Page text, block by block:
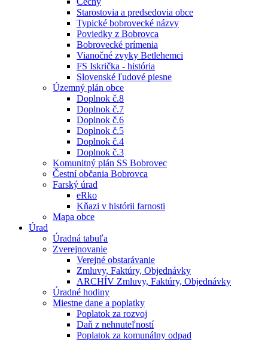
Starostovia a predsedovia obce
Typické bobrovecké názvy
Poviedky z Bobrovca
Bobrovecké prímenia
Vianočné zvyky Betlehemci
FS Iskrička - história
Slovenské ľudové piesne
Územný plán obce
Doplnok č.8
Doplnok č.7
Doplnok č.6
Doplnok č.5
Doplnok č.4
Doplnok č.3
Komunitný plán SS Bobrovec
Čestní občania Bobrovca
Farský úrad
eRko
Kňazi v histórii farnosti
Mapa obce
Úrad
Úradná tabuľa
Zverejnovanie
Verejné obstarávanie
Zmluvy, Faktúry, Objednávky
ARCHÍV Zmluvy, Faktúry, Objednávky
Úradné hodiny
Miestne dane a poplatky
Poplatok za rozvoj
Daň z nehnuteľností
Poplatok za komunálny odpad